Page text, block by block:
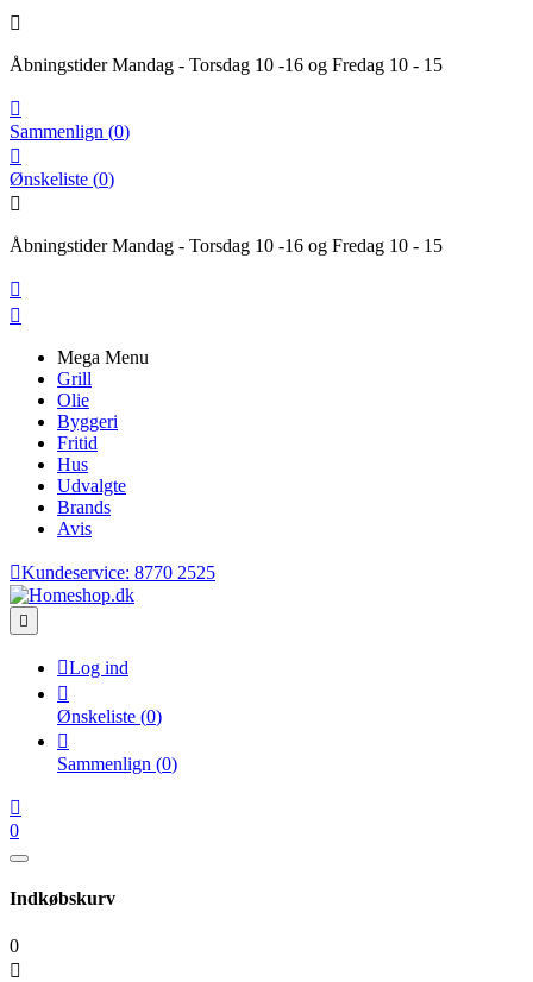

Åbningstider Mandag - Torsdag 10 -16 og Fredag 10 - 15

Sammenlign (0)

Ønskeliste (0)

Åbningstider Mandag - Torsdag 10 -16 og Fredag 10 - 15


Mega Menu
Grill
Olie
Byggeri
Fritid
Hus
Udvalgte
Brands
Avis
Kundeservice: 8770 2525

Log ind

Ønskeliste (0)

Sammenlign (0)

0
Indkøbskurv
0
